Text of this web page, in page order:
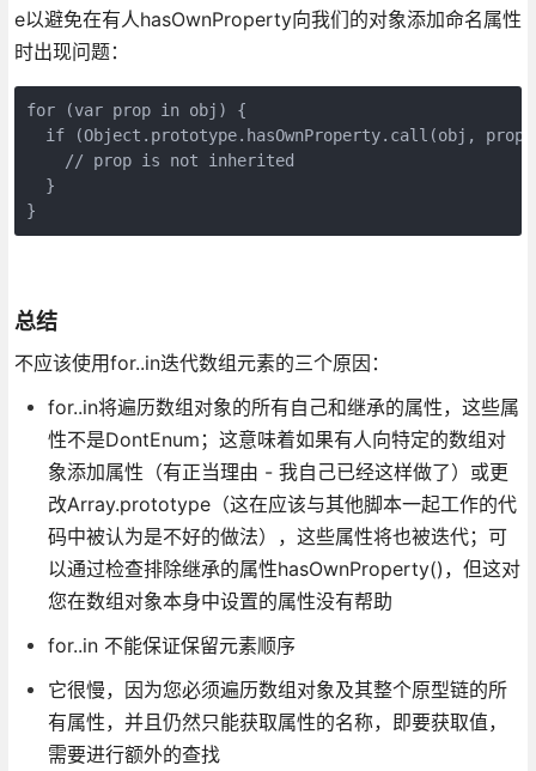
e以避免在有人hasOwnProperty向我们的对象添加命名属性
时出现问题：
for (var prop in obj) {
if (Object.prototype.hasOwnProperty.call(obj,
    // prop is not inherited
  }
}
总结
不应该使用for..in迭代数组元素的三个原因：
for..in将遍历数组对象的所有自己和继承的属性，这些属
性不是DontEnum；这意味着如果有人向特定的数组对
象添加属性（有正当理由 - 我自己已经这样做了）或更
改Array.prototype（这在应该与其他脚本一起工作的代
码中被认为是不好的做法），这些属性将也被迭代；可
以通过检查排除继承的属性hasOwnProperty()，但这对
您在数组对象本身中设置的属性没有帮助
for..in 不能保证保留元素顺序
它很慢，因为您必须遍历数组对象及其整个原型链的所
有属性，并且仍然只能获取属性的名称，即要获取值，
需要进行额外的查找